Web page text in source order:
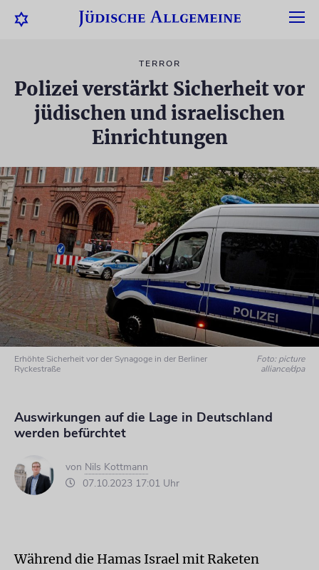
TERROR
Polizei verstärkt Sicherheit vor
jüdischen und israelischen
Einrichtungen
Erhöhte Sicherheit vor der Synagoge in der Berliner
Ryckestraße
Foto: picture
alliance/dpa
Auswirkungen auf die Lage in Deutschland
werden befürchtet
von Nils Kottmann
07.10.2023 17:01 Uhr
Während die Hamas Israel mit Raketen